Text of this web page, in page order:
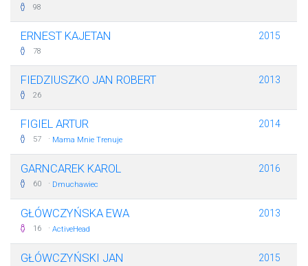
98
ERNEST KAJETAN
78
2015
FIEDZIUSZKO JAN ROBERT
26
2013
FIGIEL ARTUR
57 · Mama Mnie Trenuje
2014
GARNCAREK KAROL
60 · Dmuchawiec
2016
GŁÓWCZYŃSKA EWA
16 · ActiveHead
2013
GŁÓWCZYŃSKI JAN 2015